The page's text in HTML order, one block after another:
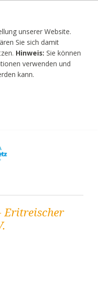
unserer Website.
Sie sich damit
Hinweis: Sie können
verwenden und
kann.
Eritreischer